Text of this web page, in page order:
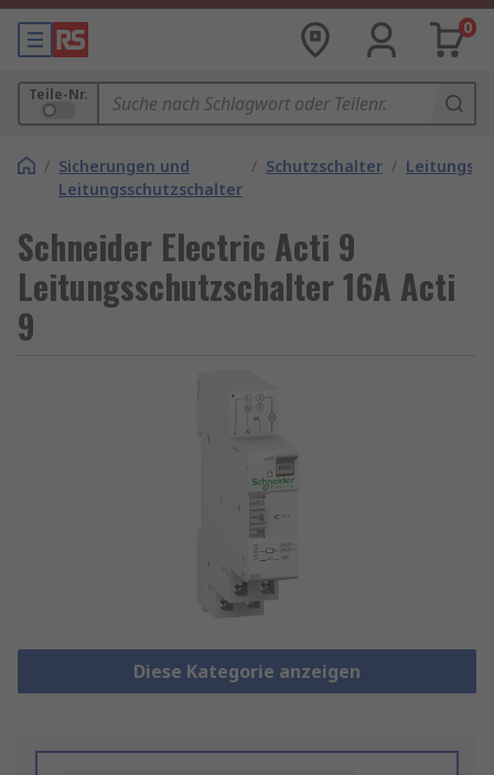
0
Teile-Nr.
/ Sicherungen und
Leitungsschutzschalter
/ Schutzschalter /
Schneider Electric Acti 9
Leitungsschutzschalter 16A Acti
9
Diese Kategorie anzeigen